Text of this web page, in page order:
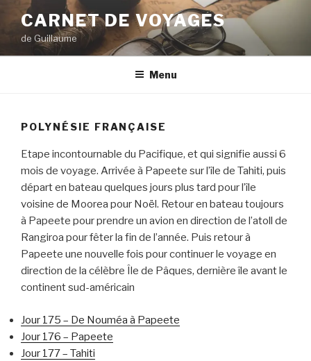
contenu
principal
CARNET DE VOYAGES
de Guillaume
Menu
POLYNÉSIE FRANÇAISE
Etape incontournable du Pacifique, et qui signifie aussi 6
mois de voyage. Arrivée à Papeete sur l’île de Tahiti, puis
départ en bateau quelques jours plus tard pour l’île
voisine de Moorea pour Noël. Retour en bateau toujours
à Papeete pour prendre un avion en direction de l’atoll de
Rangiroa pour fêter la fin de l’année. Puis retour à
Papeete une nouvelle fois pour continuer le voyage en
direction de la célèbre Île de Pâques, dernière île avant le
continent sud-américain
Jour 175 – De Nouméa à Papeete
Jour 176 – Papeete
Jour 177 – Tahiti